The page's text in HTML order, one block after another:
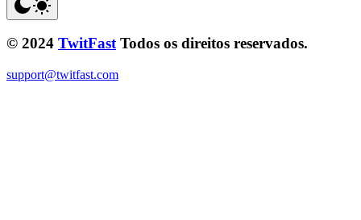
© 2024 TwitFast Todos os direitos reservados.
support@twitfast.com